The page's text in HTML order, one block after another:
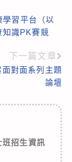
習平台（以
知識PK賽競
下一篇文章
對面系列主題
論壇
班招生資訊